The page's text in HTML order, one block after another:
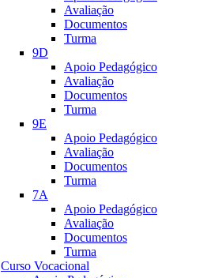
Avaliação
Documentos
Turma
9D
Apoio Pedagógico
Avaliação
Documentos
Turma
9E
Apoio Pedagógico
Avaliação
Documentos
Turma
7A
Apoio Pedagógico
Avaliação
Documentos
Turma
Curso Vocacional